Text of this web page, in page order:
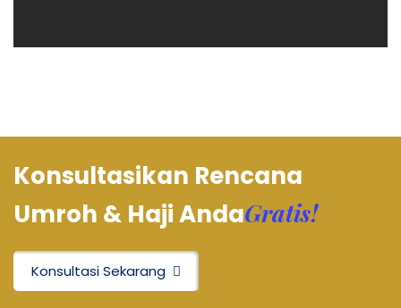
Konsultasikan Rencana
Umroh & Haji AndaGratis!
Konsultasi Sekarang